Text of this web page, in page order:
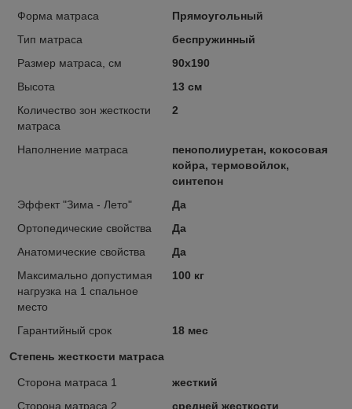
Форма матраса
Прямоугольный
Тип матраса
беспружинный
Размер матраса, см
90х190
Высота
13 см
Количество зон жесткости
матраса
2
Наполнение матраса
пенополиуретан, кокосовая
койра, термовойлок,
синтепон
Эффект "Зима - Лето"
Да
Ортопедические свойства
Да
Анатомические свойства
Да
Максимально допустимая
нагрузка на 1 спальное
место
100 кг
Гарантийный срок 18 мес
Степень жесткости матраса
Сторона матраса 1
жесткий
Сторона матраса 2
средней жесткости